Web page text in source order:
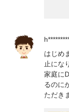
はじめ
止にな
家庭に
るのに
ただき